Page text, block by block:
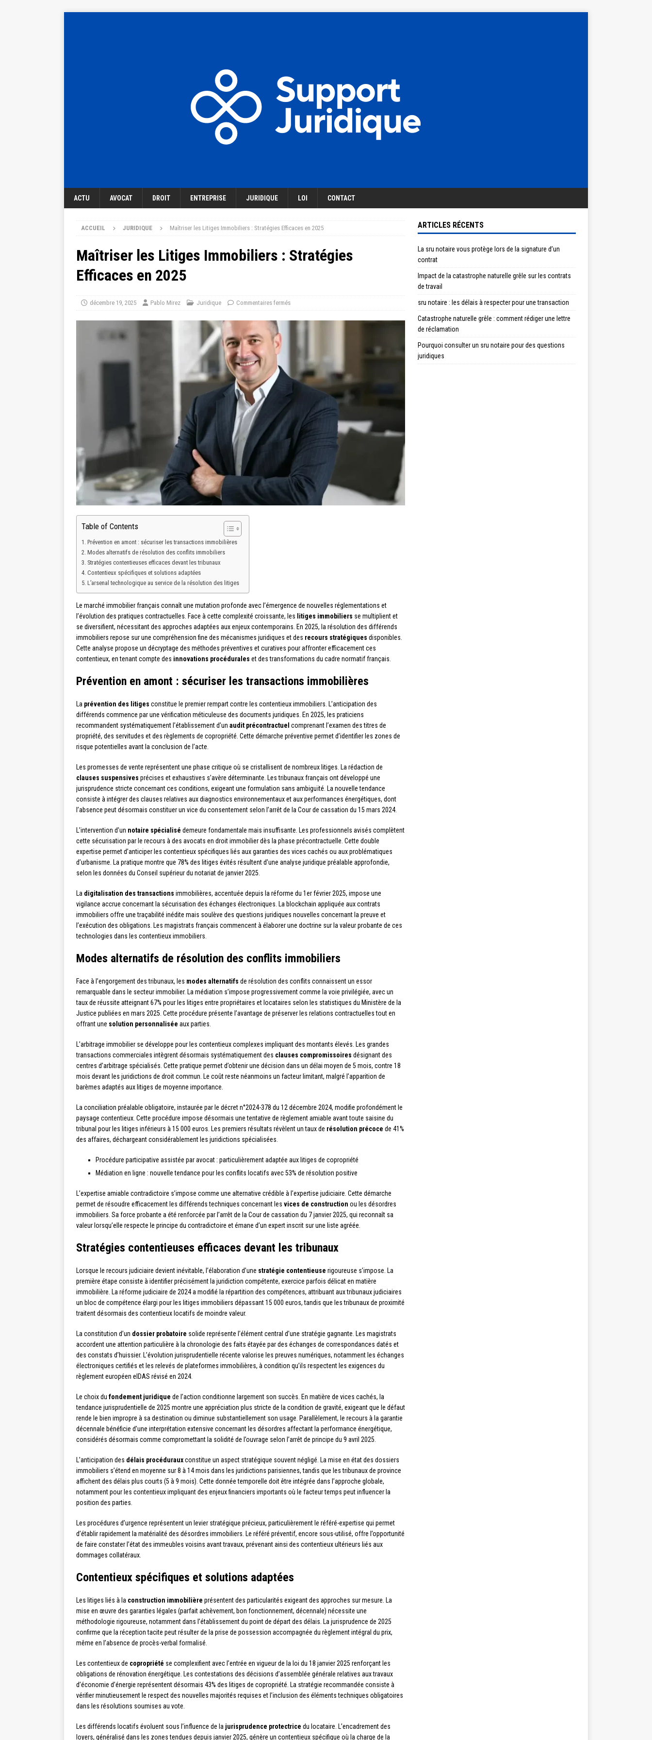
ACTU AVOCAT DROIT ENTREPRISE JURIDIQUE LOI CONTACT
ACCUEIL JURIDIQUE Maîtriser les Litiges Immobiliers : Stratégies Efficaces en 2025
Maîtriser les Litiges Immobiliers : Stratégies
Efficaces en 2025
décembre 19, 2025 Pablo Mirez Juridique Commentaires fermés
Table of Contents
Prévention en amont : sécuriser les transactions immobilières
Modes alternatifs de résolution des conflits immobiliers
Stratégies contentieuses efficaces devant les tribunaux
Contentieux spécifiques et solutions adaptées
L’arsenal technologique au service de la résolution des litiges
Le marché immobilier français connaît une mutation profonde avec l’émergence de nouvelles réglementations et
l’évolution des pratiques contractuelles. Face à cette complexité croissante, les litiges immobiliers se multiplient et
se diversifient, nécessitant des approches adaptées aux enjeux contemporains. En 2025, la résolution des différends
immobiliers repose sur une compréhension fine des mécanismes juridiques et des recours stratégiques disponibles.
Cette analyse propose un décryptage des méthodes préventives et curatives pour affronter efficacement ces
contentieux, en tenant compte des innovations procédurales et des transformations du cadre normatif français.
Prévention en amont : sécuriser les transactions immobilières
La prévention des litiges constitue le premier rempart contre les contentieux immobiliers. L’anticipation des
différends commence par une vérification méticuleuse des documents juridiques. En 2025, les praticiens
recommandent systématiquement l’établissement d’un audit précontractuel comprenant l’examen des titres de
propriété, des servitudes et des règlements de copropriété. Cette démarche préventive permet d’identifier les zones de
risque potentielles avant la conclusion de l’acte.
Les promesses de vente représentent une phase critique où se cristallisent de nombreux litiges. La rédaction de
clauses suspensives précises et exhaustives s’avère déterminante. Les tribunaux français ont développé une
jurisprudence stricte concernant ces conditions, exigeant une formulation sans ambiguïté. La nouvelle tendance
consiste à intégrer des clauses relatives aux diagnostics environnementaux et aux performances énergétiques, dont
l’absence peut désormais constituer un vice du consentement selon l’arrêt de la Cour de cassation du 15 mars 2024.
L’intervention d’un notaire spécialisé demeure fondamentale mais insuffisante. Les professionnels avisés complètent
cette sécurisation par le recours à des avocats en droit immobilier dès la phase précontractuelle. Cette double
expertise permet d’anticiper les contentieux spécifiques liés aux garanties des vices cachés ou aux problématiques
d’urbanisme. La pratique montre que 78% des litiges évités résultent d’une analyse juridique préalable approfondie,
selon les données du Conseil supérieur du notariat de janvier 2025.
La digitalisation des transactions immobilières, accentuée depuis la réforme du 1er février 2025, impose une
vigilance accrue concernant la sécurisation des échanges électroniques. La blockchain appliquée aux contrats
immobiliers offre une traçabilité inédite mais soulève des questions juridiques nouvelles concernant la preuve et
l’exécution des obligations. Les magistrats français commencent à élaborer une doctrine sur la valeur probante de ces
technologies dans les contentieux immobiliers.
Modes alternatifs de résolution des conflits immobiliers
Face à l’engorgement des tribunaux, les modes alternatifs de résolution des conflits connaissent un essor
remarquable dans le secteur immobilier. La médiation s’impose progressivement comme la voie privilégiée, avec un
taux de réussite atteignant 67% pour les litiges entre propriétaires et locataires selon les statistiques du Ministère de la
Justice publiées en mars 2025. Cette procédure présente l’avantage de préserver les relations contractuelles tout en
offrant une solution personnalisée aux parties.
L’arbitrage immobilier se développe pour les contentieux complexes impliquant des montants élevés. Les grandes
transactions commerciales intègrent désormais systématiquement des clauses compromissoires désignant des
centres d’arbitrage spécialisés. Cette pratique permet d’obtenir une décision dans un délai moyen de 5 mois, contre 18
mois devant les juridictions de droit commun. Le coût reste néanmoins un facteur limitant, malgré l’apparition de
barèmes adaptés aux litiges de moyenne importance.
La conciliation préalable obligatoire, instaurée par le décret n°2024-378 du 12 décembre 2024, modifie profondément le
paysage contentieux. Cette procédure impose désormais une tentative de règlement amiable avant toute saisine du
tribunal pour les litiges inférieurs à 15 000 euros. Les premiers résultats révèlent un taux de résolution précoce de 41%
des affaires, déchargeant considérablement les juridictions spécialisées.
Procédure participative assistée par avocat : particulièrement adaptée aux litiges de copropriété
Médiation en ligne : nouvelle tendance pour les conflits locatifs avec 53% de résolution positive
L’expertise amiable contradictoire s’impose comme une alternative crédible à l’expertise judiciaire. Cette démarche
permet de résoudre efficacement les différends techniques concernant les vices de construction ou les désordres
immobiliers. Sa force probante a été renforcée par l’arrêt de la Cour de cassation du 7 janvier 2025, qui reconnaît sa
valeur lorsqu’elle respecte le principe du contradictoire et émane d’un expert inscrit sur une liste agréée.
Stratégies contentieuses efficaces devant les tribunaux
Lorsque le recours judiciaire devient inévitable, l’élaboration d’une stratégie contentieuse rigoureuse s’impose. La
première étape consiste à identifier précisément la juridiction compétente, exercice parfois délicat en matière
immobilière. La réforme judiciaire de 2024 a modifié la répartition des compétences, attribuant aux tribunaux judiciaires
un bloc de compétence élargi pour les litiges immobiliers dépassant 15 000 euros, tandis que les tribunaux de proximité
traitent désormais des contentieux locatifs de moindre valeur.
La constitution d’un dossier probatoire solide représente l’élément central d’une stratégie gagnante. Les magistrats
accordent une attention particulière à la chronologie des faits étayée par des échanges de correspondances datés et
des constats d’huissier. L’évolution jurisprudentielle récente valorise les preuves numériques, notamment les échanges
électroniques certifiés et les relevés de plateformes immobilières, à condition qu’ils respectent les exigences du
règlement européen eIDAS révisé en 2024.
Le choix du fondement juridique de l’action conditionne largement son succès. En matière de vices cachés, la
tendance jurisprudentielle de 2025 montre une appréciation plus stricte de la condition de gravité, exigeant que le défaut
rende le bien impropre à sa destination ou diminue substantiellement son usage. Parallèlement, le recours à la garantie
décennale bénéficie d’une interprétation extensive concernant les désordres affectant la performance énergétique,
considérés désormais comme compromettant la solidité de l’ouvrage selon l’arrêt de principe du 9 avril 2025.
L’anticipation des délais procédurauxconstitue un aspect stratégique souvent négligé. La mise en état des dossiers
immobiliers s’étend en moyenne sur 8 à 14 mois dans les juridictions parisiennes, tandis que les tribunaux de province
affichent des délais plus courts (5 à 9 mois). Cette donnée temporelle doit être intégrée dans l’approche globale,
notamment pour les contentieux impliquant des enjeux financiers importants où le facteur temps peut influencer la
position des parties.
Les procédures d’urgence représentent un levier stratégique précieux, particulièrement le référé-expertise qui permet
d’établir rapidement la matérialité des désordres immobiliers. Le référé préventif, encore sous-utilisé, offre l’opportunité
de faire constater l’état des immeubles voisins avant travaux, prévenant ainsi des contentieux ultérieurs liés aux
dommages collatéraux.
Contentieux spécifiques et solutions adaptées
Les litiges liés à la construction immobilière présentent des particularités exigeant des approches sur mesure. La
mise en œuvre des garanties légales (parfait achèvement, bon fonctionnement, décennale) nécessite une
méthodologie rigoureuse, notamment dans l’établissement du point de départ des délais. La jurisprudence de 2025
confirme que la réception tacite peut résulter de la prise de possession accompagnée du règlement intégral du prix,
même en l’absence de procès-verbal formalisé.
Les contentieux de copropriété se complexifient avec l’entrée en vigueur de la loi du 18 janvier 2025 renforçant les
obligations de rénovation énergétique. Les contestations des décisions d’assemblée générale relatives aux travaux
d’économie d’énergie représentent désormais 43% des litiges de copropriété. La stratégie recommandée consiste à
vérifier minutieusement le respect des nouvelles majorités requises et l’inclusion des éléments techniques obligatoires
dans les résolutions soumises au vote.
Les différends locatifs évoluent sous l’influence de la jurisprudence protectrice du locataire. L’encadrement des
loyers, généralisé dans les zones tendues depuis janvier 2025, génère un contentieux spécifique où la charge de la
ARTICLES RÉCENTS
La sru notaire vous protège lors de la signature d’un
contrat
Impact de la catastrophe naturelle grêle sur les contrats
de travail
sru notaire : les délais à respecter pour une transaction
Catastrophe naturelle grêle : comment rédiger une lettre
de réclamation
Pourquoi consulter un sru notaire pour des questions
juridiques